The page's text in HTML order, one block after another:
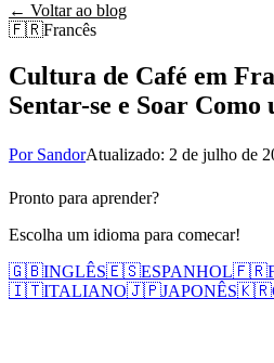
← Voltar ao blog
🇫🇷Francês
Cultura de Café em
Sentar-se e Soar Como
Por SandorAtualizado: 2 de julho de
Pronto para aprender?
Escolha um idioma para comecar!
🇬🇧INGLÊS🇪🇸ESPANHOL🇫🇷
🇮🇹ITALIANO🇯🇵JAPONÊS🇰🇷